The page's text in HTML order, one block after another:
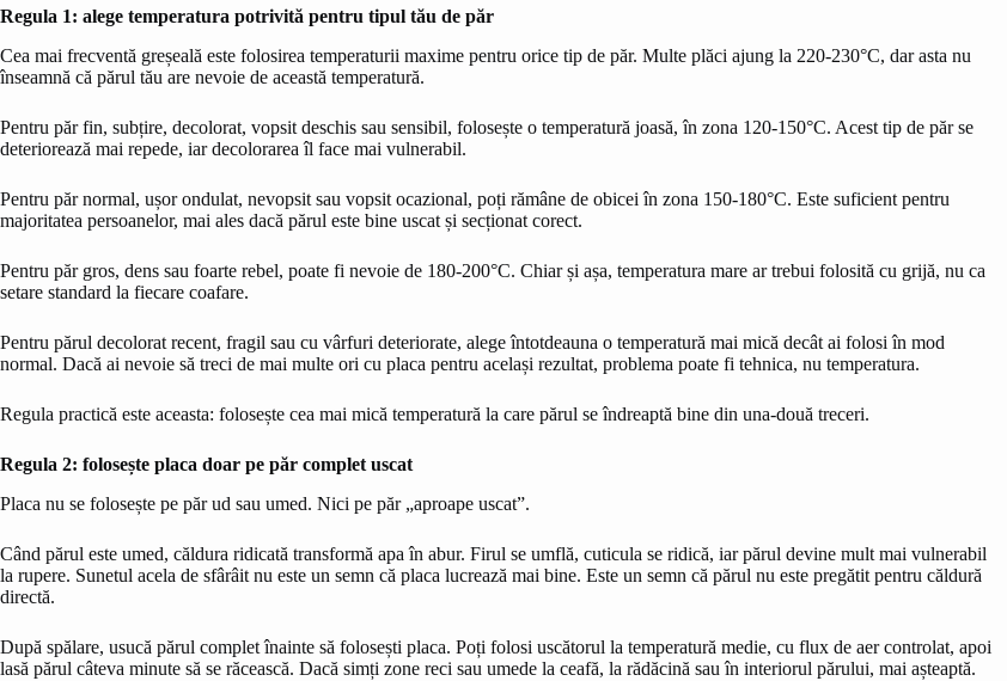
Regula 1: alege temperatura potrivită pentru tipul tău de păr
Cea mai frecventă greșeală este folosirea temperaturii maxime pentru orice tip de păr. Multe plăci ajung la 220-230°C, dar asta nu
înseamnă că părul tău are nevoie de această temperatură.
Pentru păr fin, subțire, decolorat, vopsit deschis sau sensibil, folosește o temperatură joasă, în zona 120-150°C. Acest tip de păr se
deteriorează mai repede, iar decolorarea îl face mai vulnerabil.
Pentru păr normal, ușor ondulat, nevopsit sau vopsit ocazional, poți rămâne de obicei în zona 150-180°C. Este suficient pentru
majoritatea persoanelor, mai ales dacă părul este bine uscat și secționat corect.
Pentru păr gros, dens sau foarte rebel, poate fi nevoie de 180-200°C. Chiar și așa, temperatura mare ar trebui folosită cu grijă, nu ca
setare standard la fiecare coafare.
Pentru părul decolorat recent, fragil sau cu vârfuri deteriorate, alege întotdeauna o temperatură mai mică decât ai folosi în mod
normal. Dacă ai nevoie să treci de mai multe ori cu placa pentru același rezultat, problema poate fi tehnica, nu temperatura.
Regula practică este aceasta: folosește cea mai mică temperatură la care părul se îndreaptă bine din una-două treceri.
Regula 2: folosește placa doar pe păr complet uscat
Placa nu se folosește pe păr ud sau umed. Nici pe păr „aproape uscat”.
Când părul este umed, căldura ridicată transformă apa în abur. Firul se umflă, cuticula se ridică, iar părul devine mult mai vulnerabil
la rupere. Sunetul acela de sfârâit nu este un semn că placa lucrează mai bine. Este un semn că părul nu este pregătit pentru căldură
directă.
După spălare, usucă părul complet înainte să folosești placa. Poți folosi uscătorul la temperatură medie, cu flux de aer controlat, apoi
lasă părul câteva minute să se răcească. Dacă simți zone reci sau umede la ceafă, la rădăcină sau în interiorul părului, mai așteaptă.